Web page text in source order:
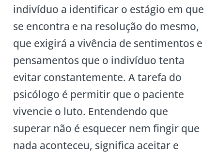
indivíduo a identificar o estágio em que
se encontra e na resolução do mesmo,
que exigirá a vivência de sentimentos e
pensamentos que o indivíduo tenta
evitar constantemente. A tarefa do
psicólogo é permitir que o paciente
vivencie o luto. Entendendo que
superar não é esquecer nem fingir que
nada aconteceu, significa aceitar e